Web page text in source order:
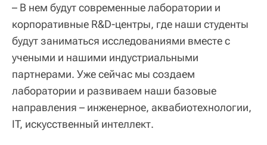
– В нем будут современные лаборатории и
корпоративные R&D-центры, где наши студенты
будут заниматься исследованиями вместе с
учеными и нашими индустриальными
партнерами. Уже сейчас мы создаем
лаборатории и развиваем наши базовые
направления – инженерное, аквабиотехнологии,
IT, искусственный интеллект.